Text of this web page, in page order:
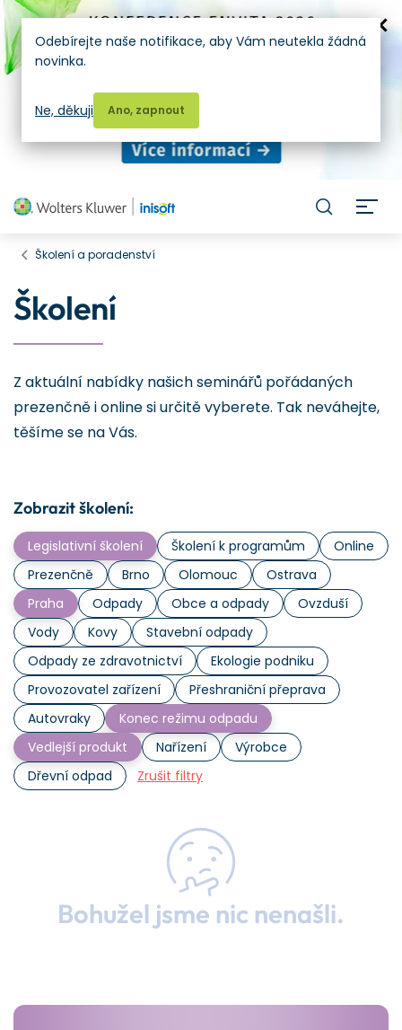
Školení a poradenství
Školení
Z aktuální nabídky našich seminářů pořádaných
prezenčně i online si určitě vyberete. Tak neváhejte,
těšíme se na Vás.
Zobrazit školení:
Legislativní školení Školení k programům
Online
Prezenčně
Brno Olomouc
Ostrava
Praha
Odpady Obce a odpady
Ovzduší
Vody
Kovy
Stavební odpady
Odpady ze zdravotnictví
Ekologie podniku
Provozovatel zařízení
Přeshraniční přeprava
Autovraky
Konec režimu odpadu
Vedlejší produkt
Nařízení
Výrobce
Dřevní odpad
Zrušit filtry
Bohužel jsme nic nenašli.
Odebírejte naše notifikace, aby Vám neutekla žádná
novinka.
Ano, zapnout
Ne, děkuji